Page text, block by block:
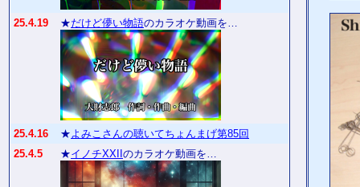
25.4.19 ★だけど儚い物語のカラオケ動画を…
25.4.16 ★よみこさんの聴いてちょんまげ第85回
25.4.5
★イノチXXII のカラオケ動画を…